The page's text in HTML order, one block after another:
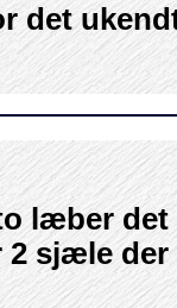
det
læber det
2 sjæle der